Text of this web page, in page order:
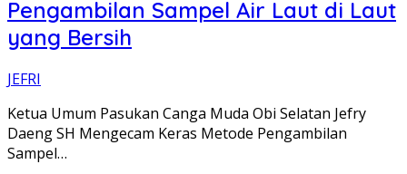
Pengambilan Sampel Air Laut di Laut
yang Bersih
JEFRI
Ketua Umum Pasukan Canga Muda Obi Selatan Jefry
Daeng SH Mengecam Keras Metode Pengambilan
Sampel…